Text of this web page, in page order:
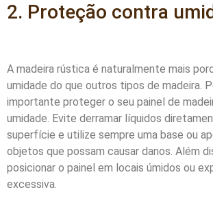
2. Proteção contra
A madeira rústica é naturalmente mais
umidade do que outros tipos de madeira.
importante proteger o seu painel de
umidade. Evite derramar líquidos
superfície e utilize sempre uma base ou
objetos que possam causar danos. Além
posicionar o painel em locais úmidos ou
excessiva.